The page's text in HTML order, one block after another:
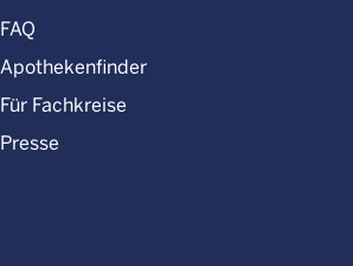
FAQ
Apothekenfinder
Für Fachkreise
Presse